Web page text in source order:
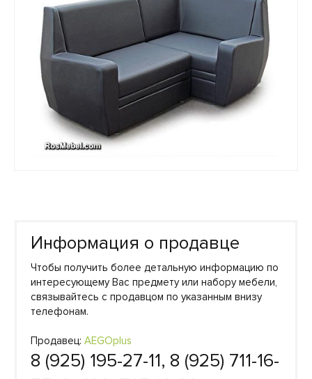
Информация о продавце
Чтобы получить более детальную информацию по
интересующему Вас предмету или набору мебели,
связывайтесь с продавцом по указанным внизу
телефонам.
Продавец: AEGOplus
8 (925) 195-27-11, 8 (925) 711-16-